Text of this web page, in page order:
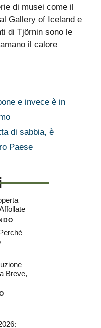
di musei come il
Gallery of Iceland e
di Tjörnin sono le
il calore
e invece è in
di sabbia, è
Paese
Breve,